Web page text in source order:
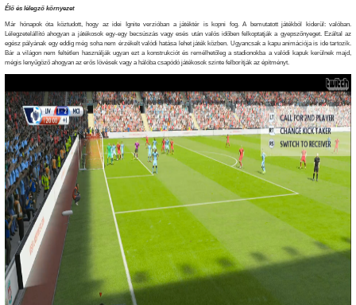
Élő és lélegző környezet
Már hónapok óta köztudott, hogy az idei Ignite verzióban a játéktér is kopni fog. A bemutatott játékból kiderül: valóban.
Lélegzetelállító ahogyan a játékosok egy-egy becsúszás vagy esés után valós időben felkoptatják a gyepszőnyeget. Ezáltal az
egész pályának egy eddig még soha nem érzékelt valódi hatása lehet játék közben. Ugyancsak a kapu animációja is ide tartozik.
Bár a világon nem feltétlen használják ugyan ezt a konstrukciót és remélhetőleg a stadionokba a valódi kapuk kerülnek majd,
mégis lenyűgöző ahogyan az erős lövések vagy a hálóba csapódó játékosok szinte felborítják az építményt.